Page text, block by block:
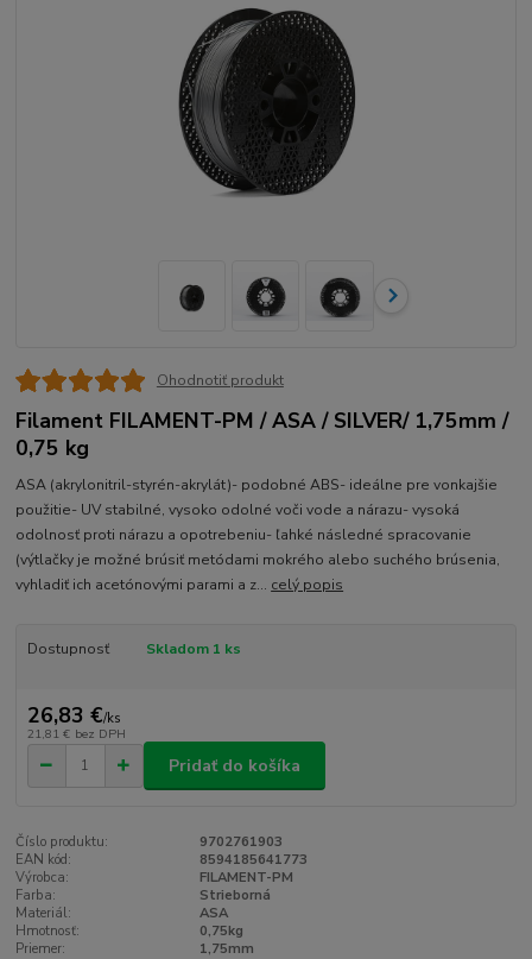
Ohodnotiť produkt
Filament FILAMENT-PM / ASA / SILVER/ 1,75mm /
0,75 kg
ASA (akrylonitril-styrén-akrylát)- podobné ABS- ideálne pre vonkajšie
použitie- UV stabilné, vysoko odolné voči vode a nárazu- vysoká
odolnosť proti nárazu a opotrebeniu- ľahké následné spracovanie
(výtlačky je možné brúsiť metódami mokrého alebo suchého brúsenia,
vyhladiť ich acetónovými parami a z... celý popis
Dostupnosť Skladom 1 ks
26,83 €/ks
21,81 € bez DPH
Pridať do košíka
Číslo produktu:
9702761903
EAN kód:
8594185641773
Výrobca:
FILAMENT-PM
Farba:
Strieborná
Materiál:
ASA
Hmotnosť:
0,75kg
Priemer:
1,75mm